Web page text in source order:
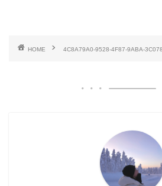
HOME 4C8A79A0-9528-4F87-9ABA-